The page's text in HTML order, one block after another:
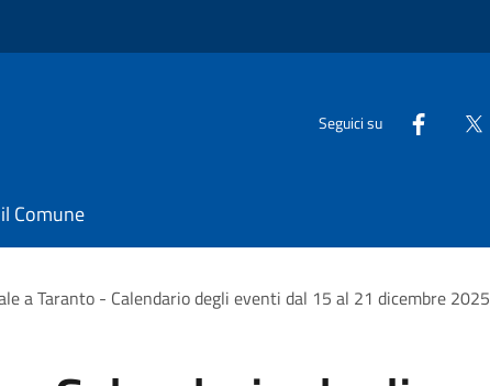
Seguici su
Comune
a Taranto - Calendario degli eventi dal 15 al 21 dicembre 2025